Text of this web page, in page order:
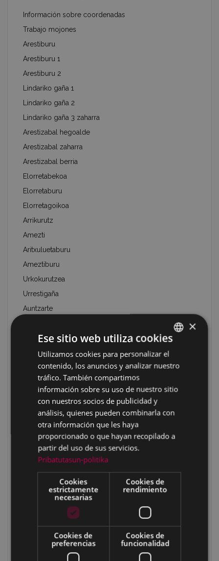
Información sobre coordenadas
Trabajo mojones
Arestiburu
Arestiburu 1
Arestiburu 2
Lindariko gaña 1
Lindariko gaña 2
Lindariko gaña 3 zaharra
Arestizabal hegoalde
Arestizabal zaharra
Arestizabal berria
Elorretabekoa
Elorretaburu
Elorretagoikoa
Arrikurutz
Amezti
Aritxuluetaburu
Ameztiburu
Urkokurutzea
Urrestigaña
Auntzarte
Zabaleta
Zabaleta 1
Zabaleta 2
Arraiza/Pagadibeltza
Arraiza/ Pagadibeltza/Txinbotxia
Pagadibeltza/Tropelau
Oregizar
Amurutegi
Baskaranburu
Garaiguenzelaia
Zaturioko zubia
BASQUE
SPANISH
×
Ese sitio web utiliza cookies
Utilizamos cookies para personalizar el
contenido, los anuncios y analizar nuestro
tráfico. También compartimos
información sobre su uso de nuestro sitio
con nuestros socios de publicidad y
análisis, quienes pueden combinarla con
otra información que les haya
proporcionado o que hayan recopilado a
partir del uso de sus servicios.
Pribatutasun-politika
Cookies
estrictamente
necesarias
Cookies de
rendimiento
Cookies de
preferencias
Cookies de
funcionalidad